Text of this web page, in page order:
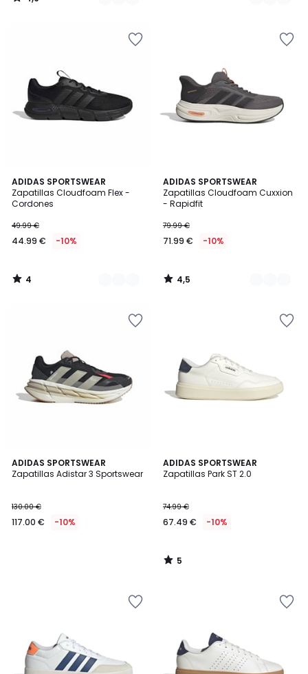
/
ADIDAS SPORTSWEAR
Zapatillas Cloudfoam Flex -
Cordones
49.99 €
44.99 € -10%
4
/
5
2
Colores
4
/
ADIDAS SPORTSWEAR
Zapatillas Cloudfoam Cuxxion
- Rapidfit
79.99 €
71.99 € -10%
4,5
/ 5
2
Colores
4,5
/
ADIDAS SPORTSWEAR
Zapatillas Adistar 3 Sportswear
130.00 €
117.00 € -10%
ADIDAS SPORTSWEAR
Zapatillas Park ST 2.0
74.99 €
67.49 € -10%
5
/
5
/